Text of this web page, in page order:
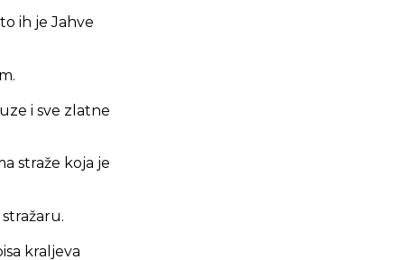
ih je Jahve
i sve zlatne
straže koja je
kraljeva